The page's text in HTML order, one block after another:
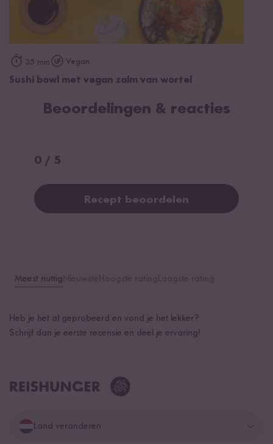
35 min Vegan
Sushi bowl met vegan zalm van wortel
Beoordelingen & reacties
0 / 5
Recept beoordelen
Meest nuttig
Heb je het al geprobeerd en vond je het lekker?
Schrijf dan je eerste recensie en deel je ervaring!
Land veranderen